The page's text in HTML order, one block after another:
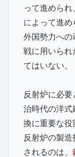
って進めら
によって進
外国勢力への
戦に用いられ
てはいない。
反射炉に必
治時代の洋式
換に重要な役
反射炉の製
されるのは、